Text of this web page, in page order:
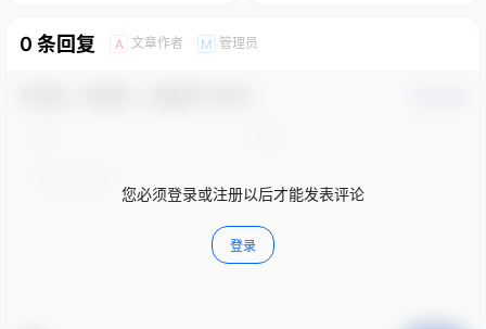
0 条回复 A 文章作者 M 管理员
您必须登录或注册以后才能发表评论
登录